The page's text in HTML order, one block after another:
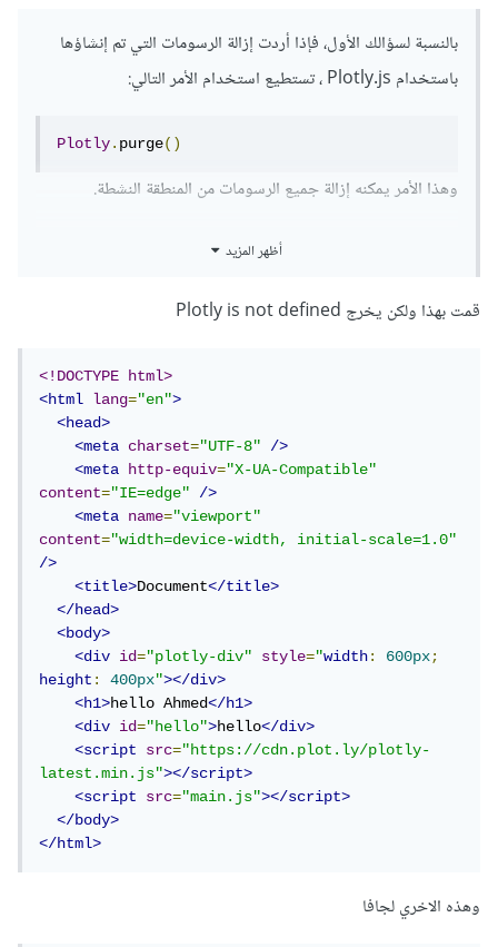
بالنسبة لسؤالك الأول، فإذا أردت إزالة الرسومات التي تم إنشاؤها
باستخدام Plotly.js ، تستطيع استخدام الأمر التالي:
Plotly.purge()
وهذا الأمر يمكنه إزالة جميع الرسومات من المنطقة النشطة.
أما بالنسبة لسؤالك الثاني، فهناك العديد من الأسباب التي قد تؤدي
حاول استخدام Console log للتحقق من الأخطاء في الكود الذي
تم إنشاؤه ويمكنك أيضًا استخدام محرر النصوص المدمج في
وتأكد من أن كل من phi و h هي مصفوفات من الأعداد التي تحتوي
على 16 عنصرًا، حيث يبدو أن عدد العناصر في كلا المصفوفتين
يجب أن يكون متساويًا لأنهما تم تمريرهما كقيم x و y في مصفوفة
البيانات.
كما يجب التأكد من أن لديك أيضًا الرمز اللازم لعرض الرسمة في
صفحتك HTML/CSS، وعلى سبيل المثال، يمكنك إضافة عنصر
div إلى صفحتك HTML وتحديد الارتفاع والعرض الخاص
بالرسمة، ثم تحديد معرف العنصر الخاص بـ div كـ id للمصفوفة
أظهر المزيد
قمت بهذا ولكن يخرج Plotly is not defined
<!DOCTYPE html>
<html
lang="en">
<head>
<meta
charset="UTF-8"
/>
<meta
http-equiv="X-UA-Compatible"
content="IE=edge"
/>
<meta
name="viewport"
content="width=device-width, initial-scale=1.0"
/>
<title>Document</title>
</head>
<body>
<div
id="plotly-div" style="width: 600px;
height: 400px"></div>
<h1>hello Ahmed</h1>
<div
id="hello">hello</div>
<script
src="https://cdn.plot.ly/plotly-
latest.min.js"></script>
<script
src="main.js"></script>
</body>
</html>
وهذه الاخري لجافا